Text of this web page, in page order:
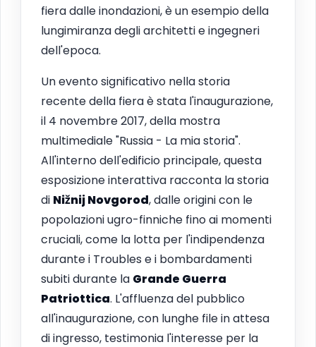
fiera dalle inondazioni, è un esempio della
lungimiranza degli architetti e ingegneri
dell'epoca.
Un evento significativo nella storia
recente della fiera è stata l'inaugurazione,
il 4 novembre 2017, della mostra
multimediale "Russia - La mia storia".
All'interno dell'edificio principale, questa
esposizione interattiva racconta la storia
di Nižnij Novgorod, dalle origini con le
popolazioni ugro-finniche fino ai momenti
cruciali, come la lotta per l'indipendenza
durante i Troubles e i bombardamenti
subiti durante la Grande Guerra
Patriottica. L'affluenza del pubblico
all'inaugurazione, con lunghe file in attesa
di ingresso, testimonia l'interesse per la